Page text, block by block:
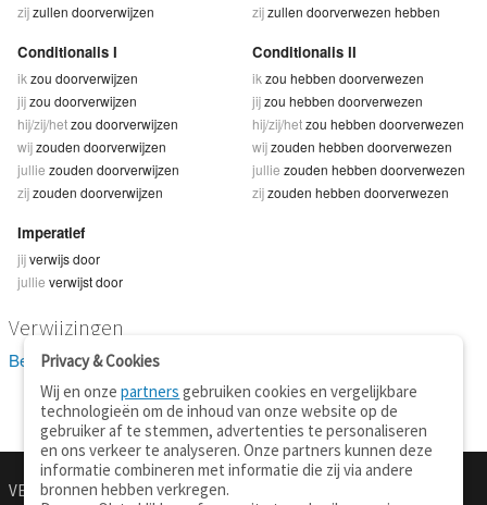
zijzullen doorverwijzen
zijzullen doorverwezen hebben
Conditionalis I
ik zou doorverwijzen
jijzou doorverwijzen
hij/zij/hetzou doorverwijzen
wijzouden doorverwijzen
jullie zouden doorverwijzen
zijzouden doorverwijzen
Conditionalis II
ik zou hebben doorverwezen
jijzou hebben doorverwezen
hij/zij/hetzou hebben doorverwezen
wijzouden hebben doorverwezen
jullie zouden hebben doorverwezen
zijzouden hebben doorverwezen
Imperatief
jijverwijs door
jullie verwijst door
Verwijzingen
Bekijk 1 definitie(s) van doorverwijzen
VERTALEN.NU
Privacy & Cookies
Wij en onzepartners gebruiken cookies en vergelijkbare
technologieën om de inhoud van onze website op de
gebruiker af te stemmen, advertenties te personaliseren
en ons verkeer te analyseren. Onze partners kunnen deze
informatie combineren met informatie die zij via andere
bronnen hebben verkregen.